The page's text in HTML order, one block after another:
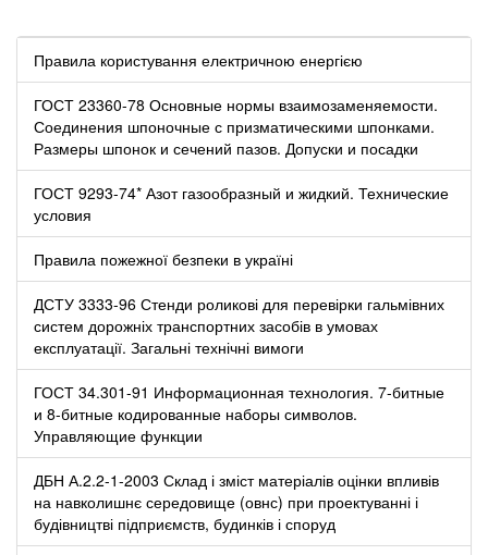
Правила користування електричною енергією
ГОСТ 23360-78 Основные нормы взаимозаменяемости.
Соединения шпоночные с призматическими шпонками.
Размеры шпонок и сечений пазов. Допуски и посадки
ГОСТ 9293-74* Азот газообразный и жидкий. Технические
условия
Правила пожежної безпеки в україні
ДСТУ 3333-96 Стенди роликові для перевірки гальмівних
систем дорожніх транспортних засобів в умовах
експлуатації. Загальні технічні вимоги
ГОСТ 34.301-91 Информационная технология. 7-битные
и 8-битные кодированные наборы символов.
Управляющие функции
ДБН А.2.2-1-2003 Склад і зміст матеріалів оцінки впливів
на навколишнє середовище (овнс) при проектуванні і
будівництві підприємств, будинків і споруд